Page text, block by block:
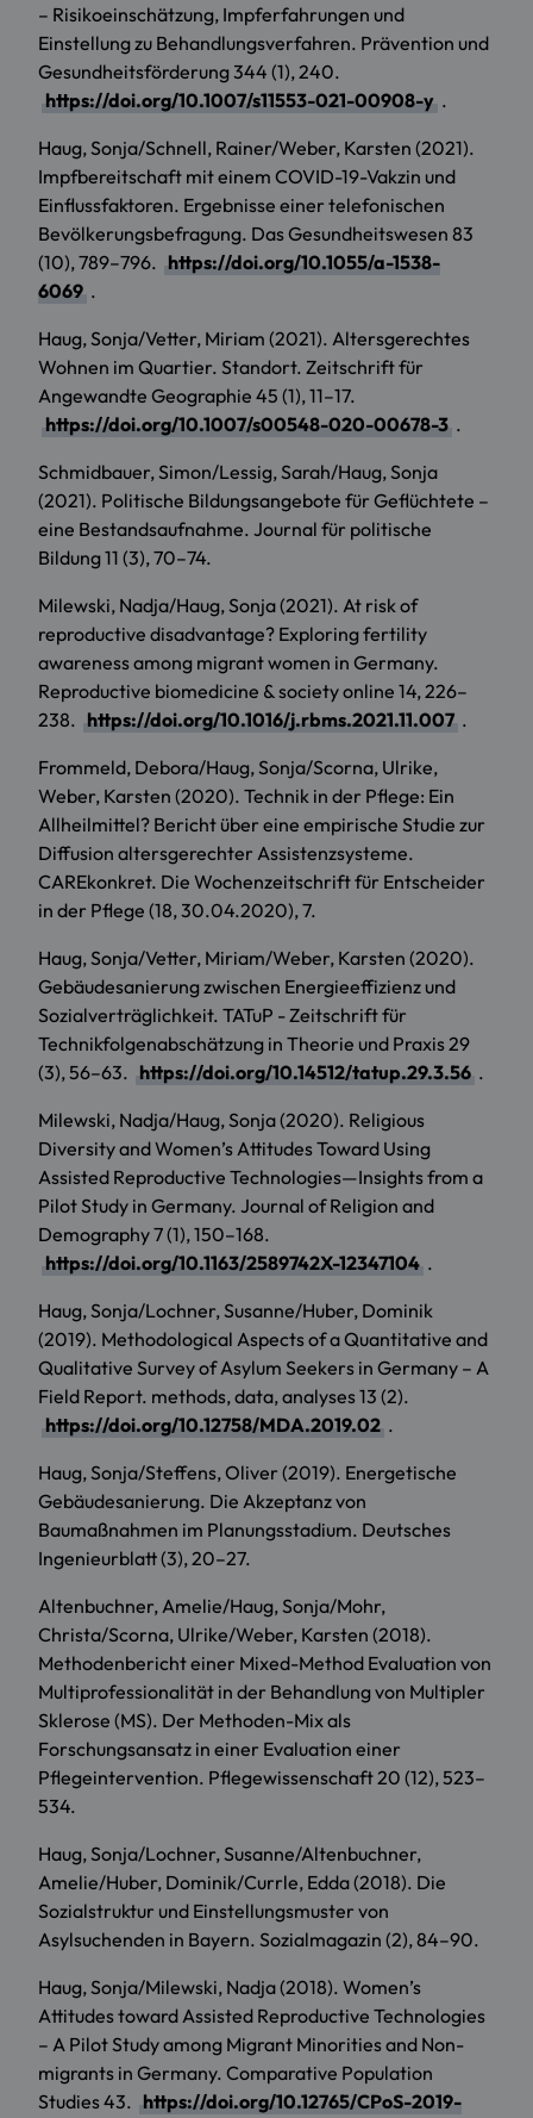
– Risikoeinschätzung, Impferfahrungen und
Einstellung zu Behandlungsverfahren. Prävention und
Gesundheitsförderung 344 (1), 240.
https://doi.org/10.1007/s11553-021-00908-y .
Haug, Sonja/Schnell, Rainer/Weber, Karsten (2021).
Impfbereitschaft mit einem COVID-19-Vakzin und
Einflussfaktoren. Ergebnisse einer telefonischen
Bevölkerungsbefragung. Das Gesundheitswesen 83
(10), 789–796. https://doi.org/10.1055/a-1538-
6069 .
Haug, Sonja/Vetter, Miriam (2021). Altersgerechtes
Wohnen im Quartier. Standort. Zeitschrift für
Angewandte Geographie 45 (1), 11–17.
https://doi.org/10.1007/s00548-020-00678-3 .
Schmidbauer, Simon/Lessig, Sarah/Haug, Sonja
(2021). Politische Bildungsangebote für Geflüchtete –
eine Bestandsaufnahme. Journal für politische
Bildung 11 (3), 70–74.
Milewski, Nadja/Haug, Sonja (2021). At risk of
reproductive disadvantage? Exploring fertility
awareness among migrant women in Germany.
Reproductive biomedicine & society online 14, 226–
238. https://doi.org/10.1016/j.rbms.2021.11.007 .
Frommeld, Debora/Haug, Sonja/Scorna, Ulrike,
Weber, Karsten (2020). Technik in der Pflege: Ein
Allheilmittel? Bericht über eine empirische Studie zur
Diffusion altersgerechter Assistenzsysteme.
CAREkonkret. Die Wochenzeitschrift für Entscheider
in der Pflege (18, 30.04.2020), 7.
Haug, Sonja/Vetter, Miriam/Weber, Karsten (2020).
Gebäudesanierung zwischen Energieeffizienz und
Sozialverträglichkeit. TATuP - Zeitschrift für
Technikfolgenabschätzung in Theorie und Praxis 29
(3), 56–63. https://doi.org/10.14512/tatup.29.3.56 .
Milewski, Nadja/Haug, Sonja (2020). Religious
Diversity and Women’s Attitudes Toward Using
Assisted Reproductive Technologies—Insights from a
Pilot Study in Germany. Journal of Religion and
Demography 7 (1), 150–168.
https://doi.org/10.1163/2589742X-12347104 .
Haug, Sonja/Lochner, Susanne/Huber, Dominik
(2019). Methodological Aspects of a Quantitative and
Qualitative Survey of Asylum Seekers in Germany – A
Field Report. methods, data, analyses 13 (2).
https://doi.org/10.12758/MDA.2019.02 .
Haug, Sonja/Steffens, Oliver (2019). Energetische
Gebäudesanierung. Die Akzeptanz von
Baumaßnahmen im Planungsstadium. Deutsches
Ingenieurblatt (3), 20–27.
Altenbuchner, Amelie/Haug, Sonja/Mohr,
Christa/Scorna, Ulrike/Weber, Karsten (2018).
Methodenbericht einer Mixed-Method Evaluation von
Multiprofessionalität in der Behandlung von Multipler
Sklerose (MS). Der Methoden-Mix als
Forschungsansatz in einer Evaluation einer
Pflegeintervention. Pflegewissenschaft 20 (12), 523–
534.
Haug, Sonja/Lochner, Susanne/Altenbuchner,
Amelie/Huber, Dominik/Currle, Edda (2018). Die
Sozialstruktur und Einstellungsmuster von
Asylsuchenden in Bayern. Sozialmagazin (2), 84–90.
Haug, Sonja/Milewski, Nadja (2018). Women’s
Attitudes toward Assisted Reproductive Technologies
– A Pilot Study among Migrant Minorities and Non-
migrants in Germany. Comparative Population
Studies 43. https://doi.org/10.12765/CPoS-2019-